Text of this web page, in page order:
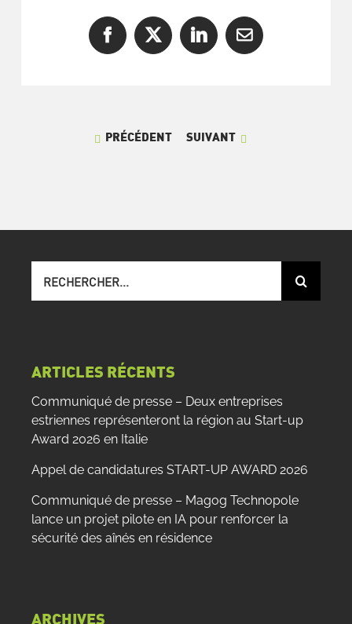
Facebook
X LinkedInCourriel
PRÉCÉDENT SUIVANT
sur
ARTICLES RÉCENTS
Communiqué de presse – Deux entreprises
estriennes représenteront la région au Start-up
Award 2026 en Italie
Appel de candidatures START-UP AWARD 2026
Communiqué de presse – Magog Technopole
lance un projet pilote en IA pour renforcer la
sécurité des aînés en résidence
ARCHIVES